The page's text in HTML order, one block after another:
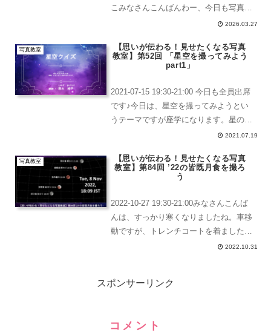
こみなさんこんばんわー、今日も写真教
室の日がやってまいりました。前回の体
った新しい仲間が増えました！...
2026.03.27
写真教室
【思いが伝わる！見せたくなる写真
教室】第52回 「星空を撮ってみよう
part1」
2021-07-15 19:30-21:00 今日も全員出席
です♪今日は、星空を撮ってみようとい
うテーマですが座学になります。星のこ
とがなんだかよくわからないのに写真撮
で、今日はクイズをします。星空クイ
2021.07.19
写真教室
【思いが伝わる！見せたくなる写真
教室】第84回 ’22の皆既月食を撮ろ
う
2022-10-27 19:30-21:00みなさんこんば
んは、すっかり寒くなりましたね。車移
動ですが、トレンチコートを着ました。
本日の講座内容今日の講座内容はこのよ
し...
2022.10.31
スポンサーリンク
コメント